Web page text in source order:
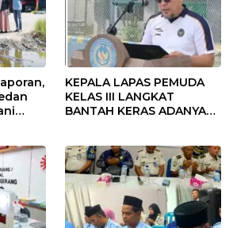
KEPALA LAPAS PEMUDA
KELAS III LANGKAT
BANTAH KERAS ADANYA
TENTANG SINDIKAT
PENIPU PENJUALAN EMAS